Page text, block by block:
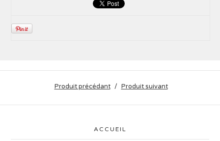
Produit précédant Produit suivant
ACCUEIL